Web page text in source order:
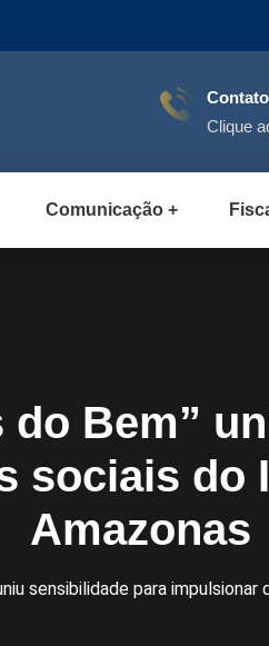
Clique
Comunicação
do Bem”
sociais do
Amazonas
sensibilidade para